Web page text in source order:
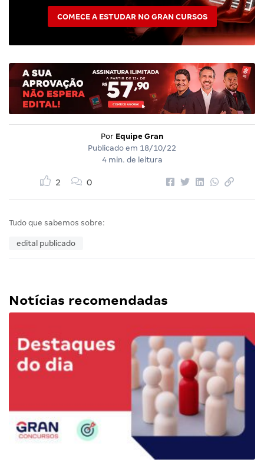
COMECE A ESTUDAR NO GRAN CURSOS
Por Equipe Gran
Publicado em 18/10/22
4 min. de leitura
2 0
Tudo que sabemos sobre:
edital publicado
Notícias recomendadas